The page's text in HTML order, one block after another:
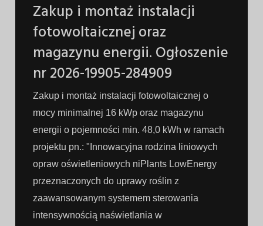
Zakup i montaż instalacji
fotowoltaicznej oraz
magazynu energii. Ogłoszenie
nr 2026-19905-284909
Zakup i montaż instalacji fotowoltaicznej o
mocy minimalnej 16 kWp oraz magazynu
energii o pojemności min. 48,0 kWh w ramach
projektu pn.: "Innowacyjna rodzina liniowych
opraw oświetleniowych niPlants LowEnergy
przeznaczonych do uprawy roślin z
zaawansowanym systemem sterowania
intensywnością naświetlania w